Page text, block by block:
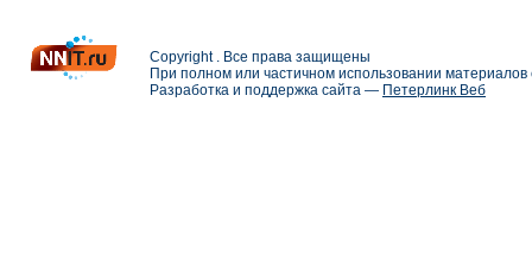
Copyright . Все права защищены
При полном или частичном использовании
Разработка и поддержка сайта — Петерлинк Веб